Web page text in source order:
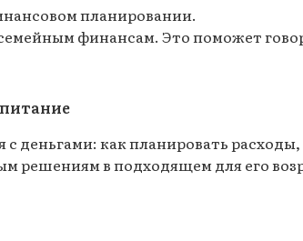
планировании.
финансам. Это поможет
деньгами: как планировать
решениям в подходящем для его